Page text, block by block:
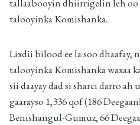
tallaabooyin dhiirrigelin leh oo
talooyinka Komishanka.
Lixdii bilood ee la soo dhaafay,
talooyinka Komishanka waxaa
sii daayay dad si sharci darro
gaarayso 1,336 qof (186
Benishangul-Gumuz, 66